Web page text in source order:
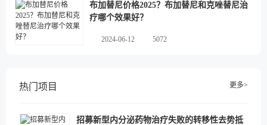
布加替尼价格2025？布加替尼和克唑替尼治
疗哪个效果好？
2024-06-12 5072
热门项目 更多>
招募新型内分泌药物治疗失败的转移性去势抵